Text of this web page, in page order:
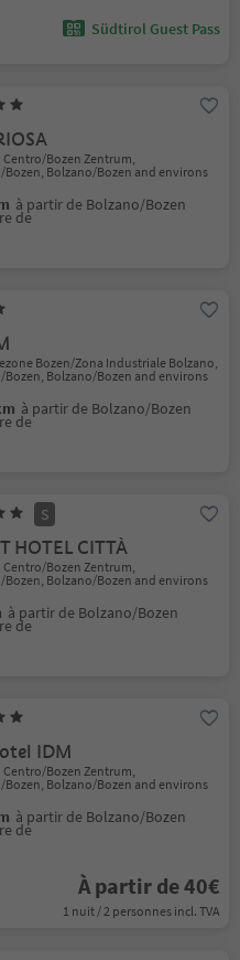
Südtirol Guest Pass
Centro/Bozen Zentrum,
Bozen, Bolzano/Bozen and environs
à partir de Bolzano/Bozen
de
Bozen/Zona Industriale Bolzano,
Bozen, Bolzano/Bozen and environs
à partir de Bolzano/Bozen
de
S
HOTEL CITTÀ
Centro/Bozen Zentrum,
Bozen, Bolzano/Bozen and environs
à partir de Bolzano/Bozen
de
IDM
Centro/Bozen Zentrum,
Bozen, Bolzano/Bozen and environs
à partir de Bolzano/Bozen
de
À partir de 40€
1 nuit / 2 personnes incl. TVA